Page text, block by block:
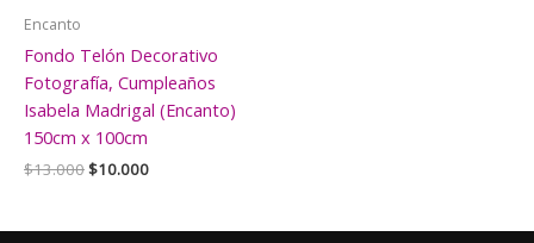
Encanto
Fondo Telón Decorativo
Fotografía, Cumpleaños
Isabela Madrigal (Encanto)
150cm x 100cm
$13.000El
era:
$10.000El
es: